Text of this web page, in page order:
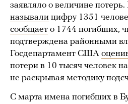
заявляло о величине
называли цифру 1351
сообщает о 1744 погибших,
подтверждена районными
Госдепартамент США
потери в 10 тысяч человек
не раскрывая методику
С марта имена погибших в